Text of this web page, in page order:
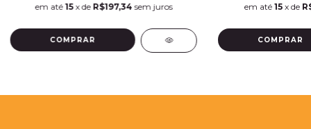
em até15 x de R$197,34 sem juros em até 15 x de